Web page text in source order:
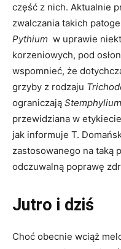
część z nich. Aktualnie
zwalczania takich
Pythium w uprawie
korzeniowych, pod
wspomnieć, że
grzyby z rodzaju
ograniczają Stemphylium
przewidziana w
jak informuje T.
zastosowanego na taką
odczuwalną poprawę
Jutro i dziś
Choć obecnie wciąż